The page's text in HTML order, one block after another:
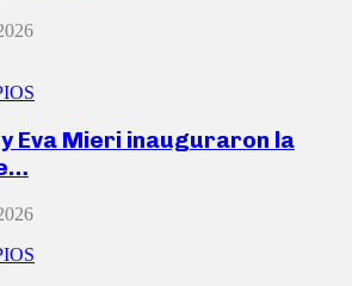
Eva Mieri inauguraron la